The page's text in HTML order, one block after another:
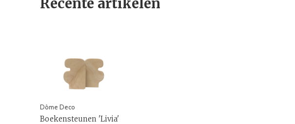
Dôme Deco
Boekensteunen 'Livia'